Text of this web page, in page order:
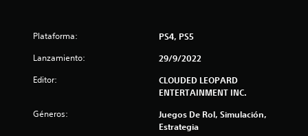
Plataforma: PS4, PS5
Lanzamiento: 29/9/2022
Editor:
CLOUDED LEOPARD
ENTERTAINMENT INC.
Géneros:
Juegos De Rol, Simulación,
Estrategia